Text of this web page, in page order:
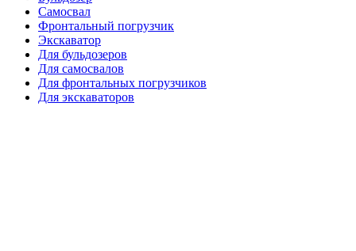
Самосвал
Фронтальный погрузчик
Экскаватор
Для бульдозеров
Для самосвалов
Для фронтальных погрузчиков
Для экскаваторов